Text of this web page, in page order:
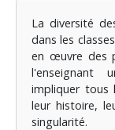
La diversité
dans les
en œuvre des
l'enseignant
impliquer tous
leur histoire,
singularité.